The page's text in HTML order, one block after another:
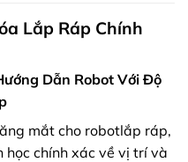
Lắp Ráp Chính
Dẫn Robot Với Độ
mắt cho robotlắp ráp,
học chính xác về vị trí và